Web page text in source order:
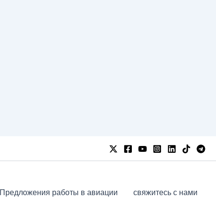
Предложения работы в авиации свяжитесь с нами